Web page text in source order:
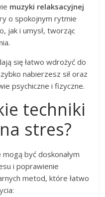
muzyki relaksacyjnej
o spokojnym rytmie
jak i umysł, tworząc
się łatwo wdrożyć do
nabierzesz sił oraz
psychiczne i fizyczne.
techniki
stres?
mogą być doskonałym
i poprawienie
metod, które łatwo